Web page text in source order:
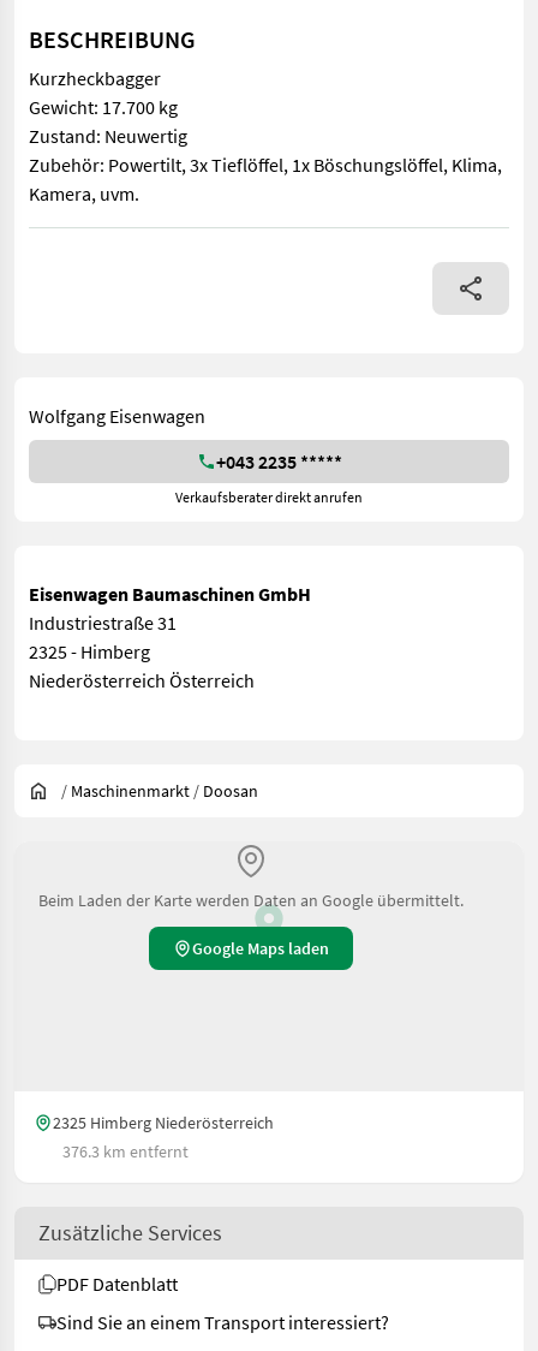
BESCHREIBUNG
Kurzheckbagger
Gewicht: 17.700 kg
Zustand: Neuwertig
Zubehör: Powertilt, 3x Tieflöffel, 1x Böschungslöffel, Klima,
Kamera, uvm.
Kurzheckbagger Gewicht: 17.700 kg Zustand: Neuwertig
Wolfgang Eisenwagen
+043 2235 *****
Verkaufsberater direkt anrufen
Eisenwagen Baumaschinen GmbH
Industriestraße 31
2325 - Himberg
Niederösterreich Österreich
/ Maschinenmarkt / Doosan
Beim Laden der Karte werden Daten an Google übermittelt.
Google Maps laden
2325 Himberg Niederösterreich
376.3 km entfernt
Zusätzliche Services
PDF Datenblatt
Sind Sie an einem Transport interessiert?